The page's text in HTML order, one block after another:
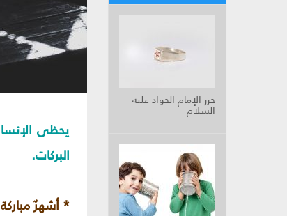
حرز الإمام الجواد عليه
السلام
يحظى
البركات.
* أشهرٌ مباركة